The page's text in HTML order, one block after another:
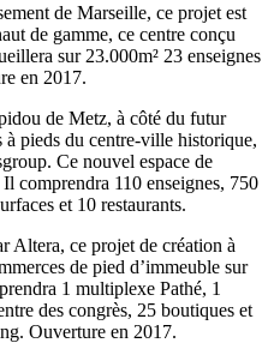
de Marseille, ce projet est
de gamme, ce centre conçu
sur 23.000m² 23 enseignes
en 2017.
de Metz, à côté du futur
à pieds du centre-ville historique,
Ce nouvel espace de
comprendra 110 enseignes, 750
et 10 restaurants.
Altera, ce projet de création à
de pied d’immeuble sur
1 multiplexe Pathé, 1
des congrès, 25 boutiques et
Ouverture en 2017.